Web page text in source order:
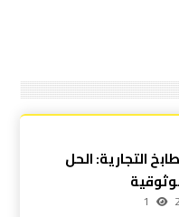
التجارية: الحل
1